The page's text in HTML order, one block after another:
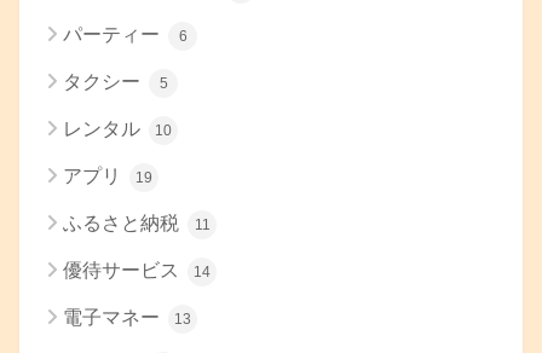
パーティー 6
タクシー 5
レンタル 10
アプリ 19
ふるさと納税 11
優待サービス 14
電子マネー 13